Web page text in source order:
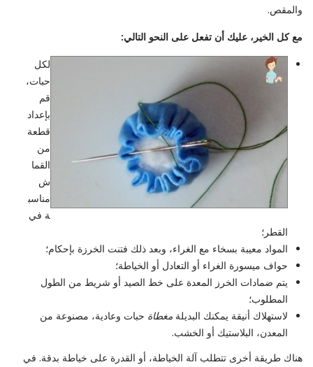
والمقص.
مع كل الخير، عليك أن تفعل على النحو التالي:
لكل
حبات،
قم
بإعداد
قطعة
من
القما
ش
مناسب
ة في
القطر؛
المواد معيبة بسخاء مع الغراء، وبعد ذلك فتنت الخرزة بإحكام؛
حواف ميسورة الغراء أو التعادل أو الخياطة؛
يتم ضمادات الخرز المعدة على خط الصيد أو شريط من الطول
المطلوب؛
لاستهلاك أنيقة يمكنك البديلة مغطاة حبات وعادية، مصنوعة من
المعدن، البلاستيك أو الخشب.
هناك طريقة أخرى تتطلب آلة الخياطة، أو القدرة على خياطة بدقة. في